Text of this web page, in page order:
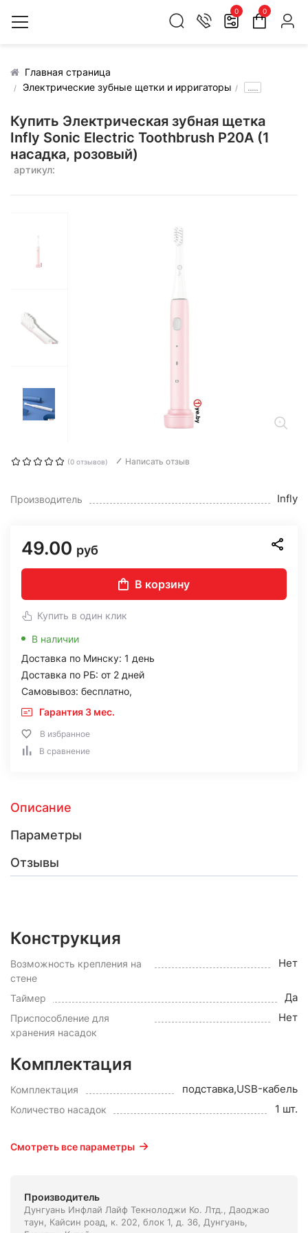
0 0
Главная страница
Электрические зубные щетки и ирригаторы
.....
Купить Электрическая зубная щетка
Infly Sonic Electric Toothbrush P20A (1
насадка, розовый)
артикул:
(0 отзывов) Написать отзыв
Производитель Infly
49.00 руб
В корзину
Купить в один клик
В наличии
Доставка по Минску: 1 день
Доставка по РБ: от 2 дней
Самовывоз: бесплатно,
Гарантия 3 мес.
В избранное
В сравнение
Описание
Параметры
Отзывы
Конструкция
Возможность крепления на
стене
Нет
Таймер Да
Приспособление для
хранения насадок
Нет
Комплектация
Комплектация подставка,USB-кабель
Количество насадок 1 шт.
Смотреть все параметры
Производитель
Дунгуань Инфлай Лайф Текнолоджи Ко. Лтд., Даоджао
таун, Кайсин роад, к. 202, блок 1, д. 36, Дунгуань,